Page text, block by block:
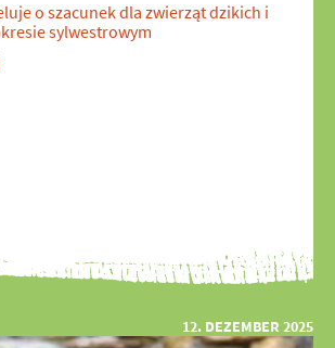
o szacunek dla zwierząt dzikich i
sylwestrowym
12. DEZEMBER 2025